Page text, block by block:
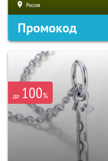
Россия
Промокод
до 100%